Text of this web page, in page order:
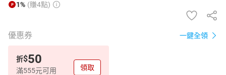
1% (賺4點)
優惠券 一鍵全領
折$50
滿555元可用 領取